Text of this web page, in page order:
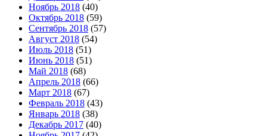
Ноябрь 2018 (40)
Октябрь 2018 (59)
Сентябрь 2018 (57)
Август 2018 (54)
Июль 2018 (51)
Июнь 2018 (51)
Май 2018 (68)
Апрель 2018 (66)
Март 2018 (67)
Февраль 2018 (43)
Январь 2018 (38)
Декабрь 2017 (40)